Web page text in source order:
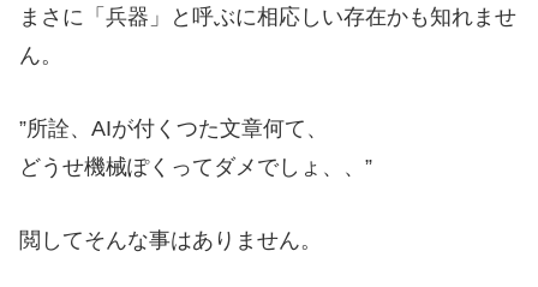
まさに「兵器」と呼ぶに相応しい存在かも知れませ
ん。
”所詮、AIが付くつた文章何て、
どうせ機械ぽくってダメでしょ、、”
閲してそんな事はありません。